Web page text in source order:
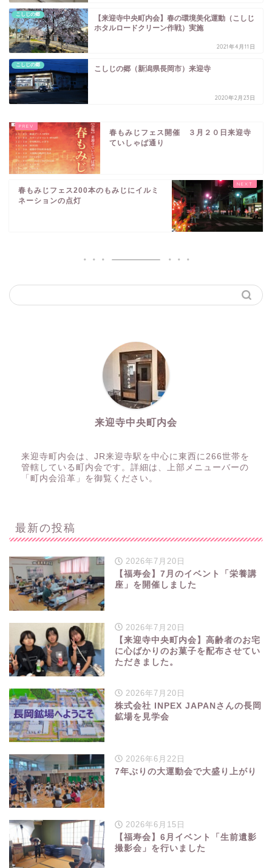
こしじの郷
【来迎寺中央町内会】春の環境美化運動（こしじ
ホタルロードクリーン作戦）実施
2021年4月11日
こしじの郷 こしじの郷（新潟県長岡市）来迎寺
2020年2月23日
春もみじフェス開催 ３月２０日来迎寺
ていしゃば通り
春もみじフェス200本のもみじにイルミ
ネーションの点灯
来迎寺中央町内会
来迎寺町内会は、JR来迎寺駅を中心に東西に266世帯を
管轄している町内会です。詳細は、上部メニューバーの
「町内会沿革」を御覧ください。
最新の投稿
2026年7月20日
【福寿会】7月のイベント「栄養講
座」を開催しました
2026年7月20日
【来迎寺中央町内会】高齢者のお宅
に心ばかりのお菓子を配布させてい
ただきました。
2026年7月20日
株式会社 INPEX JAPANさんの長岡
鉱場を見学会
2026年6月22日
7年ぶりの大運動会で大盛り上がり
2026年6月15日
【福寿会】6月イベント「生前遺影
撮影会」を行いました